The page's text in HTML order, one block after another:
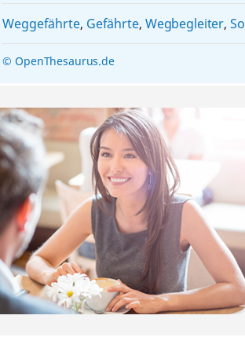
Weggefährte, Gefährte, Wegbegleiter,
© OpenThesaurus.de